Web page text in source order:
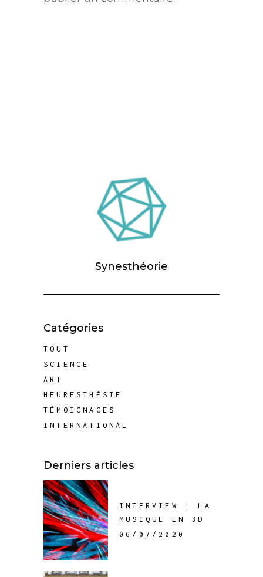
Synesthéorie
Catégories
TOUT
SCIENCE
ART
HEURESTHÉSIE
TÉMOIGNAGES
INTERNATIONAL
Derniers articles
INTERVIEW : LA
MUSIQUE EN 3D
06/07/2020